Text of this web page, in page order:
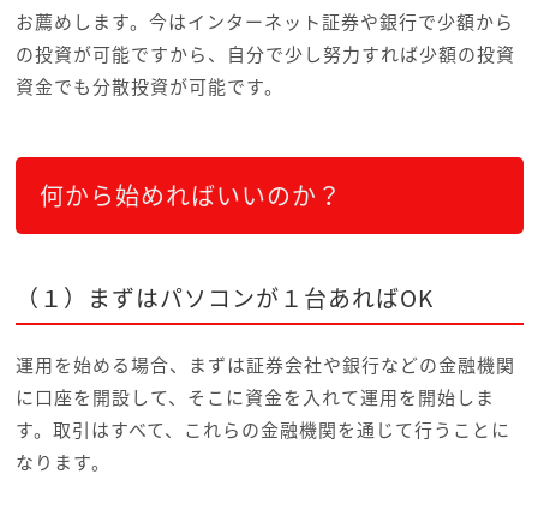
お薦めします。今はインターネット証券や銀行で少額から
の投資が可能ですから、自分で少し努力すれば少額の投資
資金でも分散投資が可能です。
何から始めればいいのか？
（１）まずはパソコンが１台あればOK
運用を始める場合、まずは証券会社や銀行などの金融機関
に口座を開設して、そこに資金を入れて運用を開始しま
す。取引はすべて、これらの金融機関を通じて行うことに
なります。